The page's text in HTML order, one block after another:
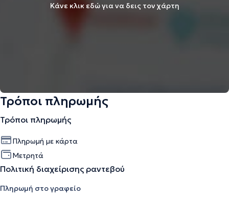
Κάνε κλικ εδώ για να δεις τον χάρτη
Τρόποι πληρωμής
Τρόποι πληρωμής
Πληρωμή με κάρτα
Μετρητά
Πολιτική διαχείρισης ραντεβού
Πληρωμή στο γραφείο